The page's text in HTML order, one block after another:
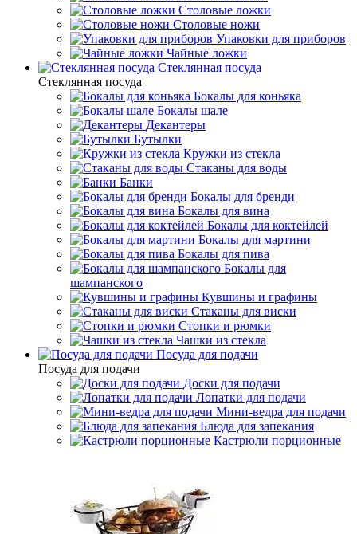
Столовые ложки
Столовые ножи
Упаковки для приборов
Чайные ложки
Стеклянная посуда
Стеклянная посуда
Бокалы для коньяка
Бокалы шале
Декантеры
Бутылки
Кружки из стекла
Стаканы для воды
Банки
Бокалы для бренди
Бокалы для вина
Бокалы для коктейлей
Бокалы для мартини
Бокалы для пива
Бокалы для
шампанского
Кувшины и графины
Стаканы для виски
Стопки и рюмки
Чашки из стекла
Посуда для подачи
Посуда для подачи
Доски для подачи
Лопатки для подачи
Мини-ведра для подачи
Блюда для запекания
Кастрюли порционные